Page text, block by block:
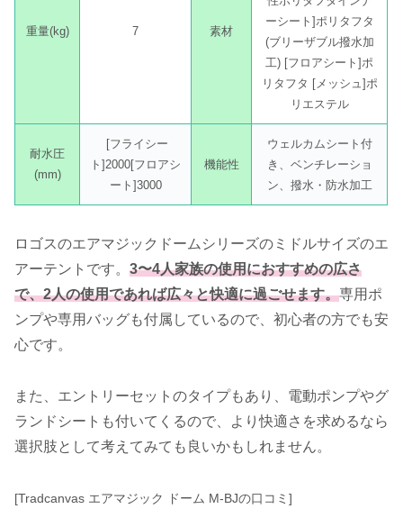
重量(kg) 7 素材
ーシート]ポリタフタ
(ブリーザブル撥水加
工) [フロアシート]ポ
リタフタ [メッシュ]ポ
リエステル
耐水圧
(mm)
[フライシー
ト]2000[フロアシ
ート]3000
機能性
ウェルカムシート付
き、ベンチレーショ
ン、撥水・防水加工
ロゴスのエアマジックドームシリーズのミドルサイズのエ
アーテントです。 3〜4人家族の使用におすすめの広さ
で、2人の使用であれば広々と快適に過ごせます。専用ポ
ンプや専用バッグも付属しているので、初心者の方でも安
心です。
また、エントリーセットのタイプもあり、電動ポンプやグ
ランドシートも付いてくるので、より快適さを求めるなら
選択肢として考えてみても良いかもしれません。
[Tradcanvas エアマジック ドーム M-BJの口コミ]